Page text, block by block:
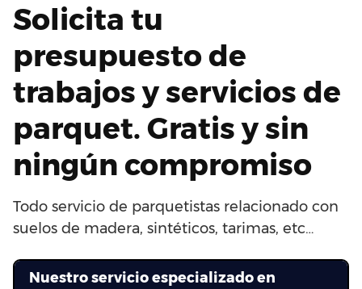
Solicita tu
presupuesto de
trabajos y servicios de
parquet. Gratis y sin
ningún compromiso
Todo servicio de parquetistas relacionado con
suelos de madera, sintéticos, tarimas, etc…
Nuestro servicio especializado en